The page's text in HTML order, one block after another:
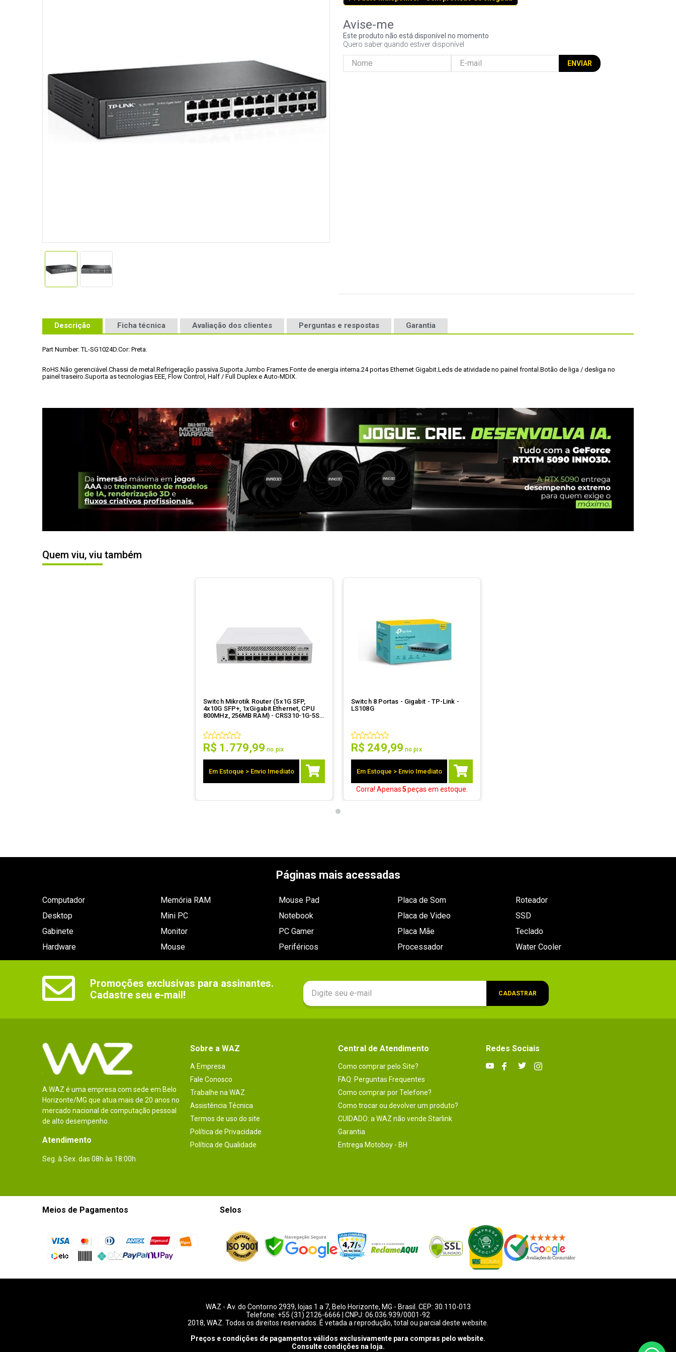
Este produto não está disponível no momento
Quero saber quando estiver disponível
ENVIAR
Descrição Ficha técnica Avaliação dos clientes Perguntas e respostas Garantia
Part Number: TL-SG1024D.Cor: Preta.
RoHS.Não gerenciável .Chassi de metal.Refrigeração passiva.Suporta Jumbo Frames.Fonte de energia interna.24 portas Ethernet Gigabit.Leds de atividade no painel frontal.Botão de liga / desliga no
painel traseiro.Suporta as tecnologias EEE, Flow Control, Half / Full Duplex e Auto-MDIX.
Quem viu, viu também
Switch Mikrotik Router (5x1G SFP,
4x10G SFP+, 1xGigabit Ethernet, CPU
800MHz, 256MB RAM) - CRS310-1G-5S-
R$ 1 .779,99 no pix
Em Estoque > Envio Imediato
Switch 8 Portas - Gigabit - TP-Link -
LS108G
R$ 249,99 no pix
Em Estoque > Envio Imediato
Corra! Apenas5peças em estoque.
Páginas mais acessadas
Computador
Desktop
Gabinete
Hardware
Memória RAM
Mini PC
Monitor
Mouse
Mouse Pad
Notebook
PC Gamer
Periféricos
Placa de Som
Placa de Video
Placa Mãe
Processador
Roteador
SSD
Teclado
Water Cooler
Promoções exclusivas para assinantes.
Cadastre seu e-mail!
CADASTRAR
A WAZ é uma empresa com sede em Belo
Horizonte/MG que atua mais de 20 anos no
mercado nacional de computação pessoal
de alto desempenho.
Atendimento
Seg. à Sex. das 08h às 18:00h
Sobre a WAZ
A Empresa
Fale Conosco
Trabalhe na WAZ
Assistência Técnica
Termos de uso do site
Política de Privacidade
Política de Qualidade
Central de Atendimento
Como comprar pelo Site?
FAQ: Perguntas Frequentes
Como comprar por Telefone?
Como trocar ou devolver um produto?
CUIDADO: a WAZ não vende Starlink
Garantia
Entrega Motoboy - BH
Redes Sociais
Meios de Pagamentos Selos
WAZ - Av. do Contorno 2939, lojas 1 a 7, Belo Horizonte, MG - Brasil. CEP: 30.110-013
Telefone: +55 (31) 2126-6666 | CNPJ: 06.036.939/0001-92
2018, WAZ. Todos os direitos reservados. É vetada a reprodução, total ou parcial deste website.
Preços e condições de pagamentos válidos exclusivamente para compras pelo website.
Consulte condições na loja.